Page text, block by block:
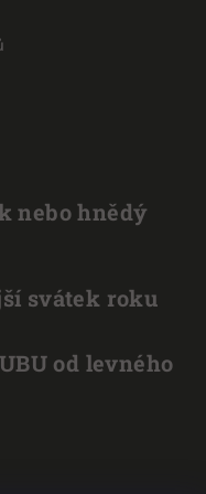
nebo hnědý
svátek roku
od levného